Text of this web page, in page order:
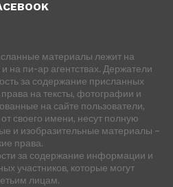
материалы лежит на
и на пи-ар агентствах. Держатели
за содержание присланных
на тексты, фотографии и
на сайте пользователи,
своего имени, несут полную
и изобразительные материалы –
права.
за содержание информации и
участников, которые могут
лицам.